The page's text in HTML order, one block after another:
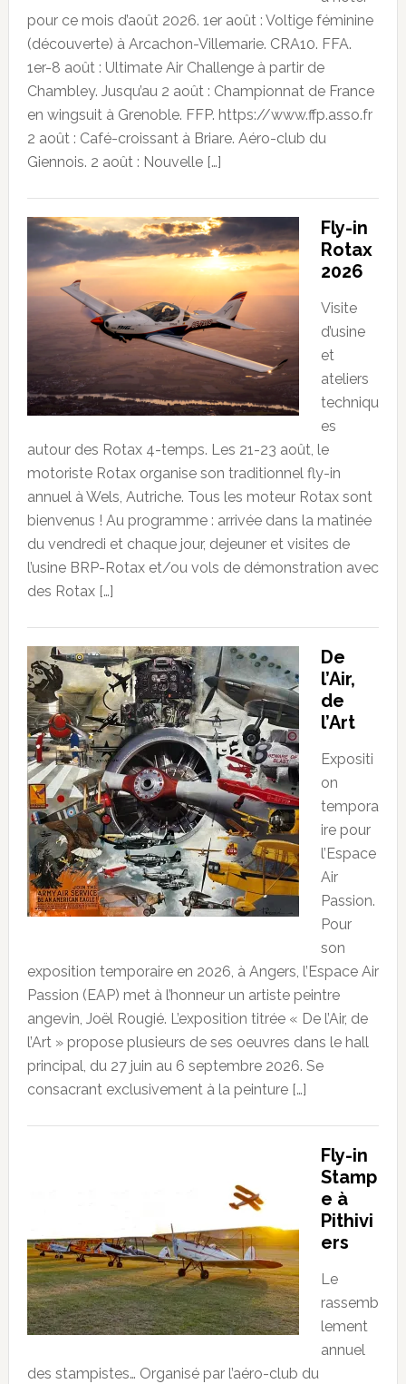
pour ce mois d’août 2026. 1er août : Voltige féminine
(découverte) à Arcachon-Villemarie. CRA10. FFA.
1er-8 août : Ultimate Air Challenge à partir de
Chambley. Jusqu’au 2 août : Championnat de France
en wingsuit à Grenoble. FFP. https://www.ffp.asso.fr
2 août : Café-croissant à Briare. Aéro-club du
Giennois. 2 août : Nouvelle […]
Fly-in
Rotax
2026
Visite
d’usine
et
ateliers
techniqu
es
autour des Rotax 4-temps. Les 21-23 août, le
motoriste Rotax organise son traditionnel fly-in
annuel à Wels, Autriche. Tous les moteur Rotax sont
bienvenus ! Au programme : arrivée dans la matinée
du vendredi et chaque jour, dejeuner et visites de
l’usine BRP-Rotax et/ou vols de démonstration avec
des Rotax […]
De
l’Air,
de
l’Art
Expositi
on
tempora
ire pour
l’Espace
Air
Passion.
Pour
son
exposition temporaire en 2026, à Angers, l’Espace Air
Passion (EAP) met à l’honneur un artiste peintre
angevin, Joël Rougié. L’exposition titrée « De l’Air, de
l’Art » propose plusieurs de ses oeuvres dans le hall
principal, du 27 juin au 6 septembre 2026. Se
consacrant exclusivement à la peinture […]
Fly-in
Stamp
e à
Pithivi
ers
Le
rassemb
lement
annuel
des stampistes… Organisé par l’aéro-club du